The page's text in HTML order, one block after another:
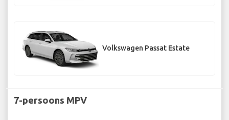
Volkswagen Passat Estate
7-persoons MPV